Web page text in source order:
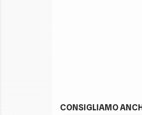
CONSIGLIAMO